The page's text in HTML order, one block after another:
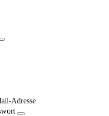
Adresse